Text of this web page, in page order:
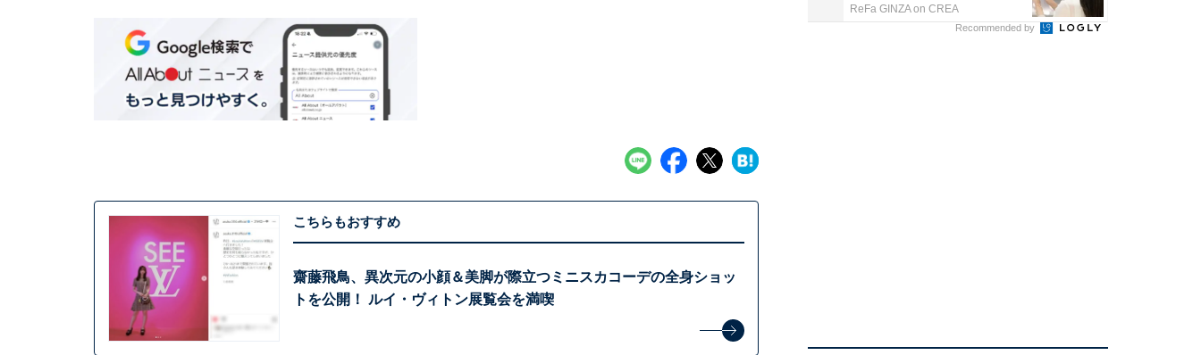
こちらもおすすめ
齋藤飛鳥、異次元の小顔＆美脚が際立つミニスカコーデの全身ショッ
トを公開！ ルイ・ヴィトン展覧会を満喫
ReFa GINZA on CREA
Recommended by